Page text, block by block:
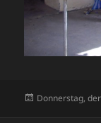
Veröffentlicht
Donnerstag,